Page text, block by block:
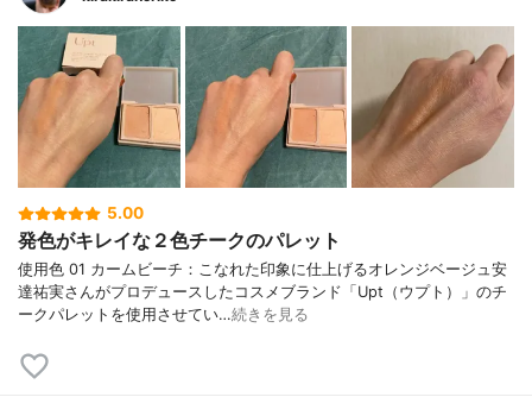
5.00
発色がキレイな２色チークのパレット
使用色 01 カームビーチ：こなれた印象に仕上げるオレンジベージュ安
達祐実さんがプロデュースしたコスメブランド「Upt（ウプト）」のチ
ークパレットを使用させてい…続きを見る